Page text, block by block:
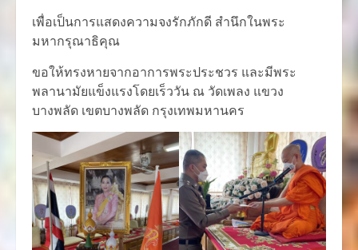
เพื่อเป็นการแสดงความจงรักภักดี สำนึกในพระ
มหากรุณาธิคุณ
ขอให้ทรงหายจากอาการพระประชวร และมีพระ
พลานามัยแข็งแรงโดยเร็ววัน ณ วัดเพลง แขวง
บางพลัด เขตบางพลัด กรุงเทพมหานคร